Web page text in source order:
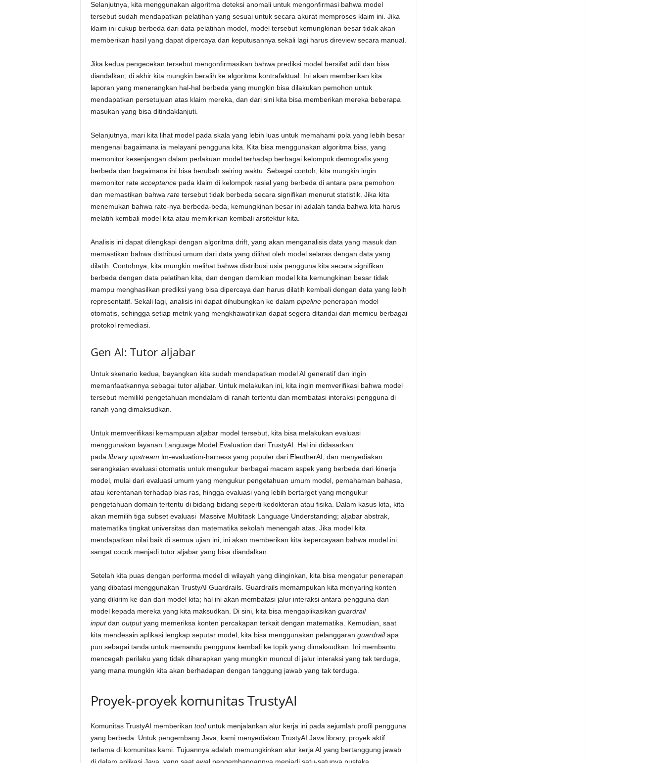
Selanjutnya, kita menggunakan algoritma deteksi anomali untuk mengonfirmasi bahwa model
tersebut sudah mendapatkan pelatihan yang sesuai untuk secara akurat memproses klaim ini. Jika
klaim ini cukup berbeda dari data pelatihan model, model tersebut kemungkinan besar tidak akan
memberikan hasil yang dapat dipercaya dan keputusannya sekali lagi harus direview secara manual.
Jika kedua pengecekan tersebut mengonfirmasikan bahwa prediksi model bersifat adil dan bisa
diandalkan, di akhir kita mungkin beralih ke algoritma kontrafaktual. Ini akan memberikan kita
laporan yang menerangkan hal-hal berbeda yang mungkin bisa dilakukan pemohon untuk
mendapatkan persetujuan atas klaim mereka, dan dari sini kita bisa memberikan mereka beberapa
masukan yang bisa ditindaklanjuti.
Selanjutnya, mari kita lihat model pada skala yang lebih luas untuk memahami pola yang lebih besar
mengenai bagaimana ia melayani pengguna kita. Kita bisa menggunakan algoritma bias, yang
memonitor kesenjangan dalam perlakuan model terhadap berbagai kelompok demografis yang
berbeda dan bagaimana ini bisa berubah seiring waktu. Sebagai contoh, kita mungkin ingin
memonitor rate acceptancepada klaim di kelompok rasial yang berbeda di antara para pemohon
dan memastikan bahwa ratetersebut tidak berbeda secara signifikan menurut statistik. Jika kita
menemukan bahwa rate-nya berbeda-beda, kemungkinan besar ini adalah tanda bahwa kita harus
melatih kembali model kita atau memikirkan kembali arsitektur kita.
Analisis ini dapat dilengkapi dengan algoritma drift, yang akan menganalisis data yang masuk dan
memastikan bahwa distribusi umum dari data yang dilihat oleh model selaras dengan data yang
dilatih. Contohnya, kita mungkin melihat bahwa distribusi usia pengguna kita secara signifikan
berbeda dengan data pelatihan kita, dan dengan demikian model kita kemungkinan besar tidak
mampu menghasilkan prediksi yang bisa dipercaya dan harus dilatih kembali dengan data yang lebih
representatif. Sekali lagi, analisis ini dapat dihubungkan ke dalam pipelinepenerapan model
otomatis, sehingga setiap metrik yang mengkhawatirkan dapat segera ditandai dan memicu berbagai
protokol remediasi.
Gen AI: Tutor aljabar
Untuk skenario kedua, bayangkan kita sudah mendapatkan model AI generatif dan ingin
memanfaatkannya sebagai tutor aljabar. Untuk melakukan ini, kita ingin memverifikasi bahwa model
tersebut memiliki pengetahuan mendalam di ranah tertentu dan membatasi interaksi pengguna di
ranah yang dimaksudkan.
Untuk memverifikasi kemampuan aljabar model tersebut, kita bisa melakukan evaluasi
menggunakan layanan Language Model Evaluation dari TrustyAI. Hal ini didasarkan
pada library upstream lm-evaluation-harness yang populer dari EleutherAI, dan menyediakan
serangkaian evaluasi otomatis untuk mengukur berbagai macam aspek yang berbeda dari kinerja
model, mulai dari evaluasi umum yang mengukur pengetahuan umum model, pemahaman bahasa,
atau kerentanan terhadap bias ras, hingga evaluasi yang lebih bertarget yang mengukur
pengetahuan domain tertentu di bidang-bidang seperti kedokteran atau fisika. Dalam kasus kita, kita
akan memilih tiga subset evaluasi Massive Multitask Language Understanding; aljabar abstrak,
matematika tingkat universitas dan matematika sekolah menengah atas. Jika model kita
mendapatkan nilai baik di semua ujian ini, ini akan memberikan kita kepercayaan bahwa model ini
sangat cocok menjadi tutor aljabar yang bisa diandalkan.
Setelah kita puas dengan performa model di wilayah yang diinginkan, kita bisa mengatur penerapan
yang dibatasi menggunakan TrustyAI Guardrails. Guardrails memampukan kita menyaring konten
yang dikirim ke dan dari model kita; hal ini akan membatasi jalur interaksi antara pengguna dan
model kepada mereka yang kita maksudkan. Di sini, kita bisa mengaplikasikan guardrail
inputdan outputyang memeriksa konten percakapan terkait dengan matematika. Kemudian, saat
kita mendesain aplikasi lengkap seputar model, kita bisa menggunakan pelanggaran guardrailapa
pun sebagai tanda untuk memandu pengguna kembali ke topik yang dimaksudkan. Ini membantu
mencegah perilaku yang tidak diharapkan yang mungkin muncul di jalur interaksi yang tak terduga,
yang mana mungkin kita akan berhadapan dengan tanggung jawab yang tak terduga.
Proyek-proyek komunitas TrustyAI
Komunitas TrustyAI memberikan tool untuk menjalankan alur kerja ini pada sejumlah profil pengguna
yang berbeda. Untuk pengembang Java, kami menyediakan TrustyAI Java library, proyek aktif
terlama di komunitas kami. Tujuannya adalah memungkinkan alur kerja AI yang bertanggung jawab